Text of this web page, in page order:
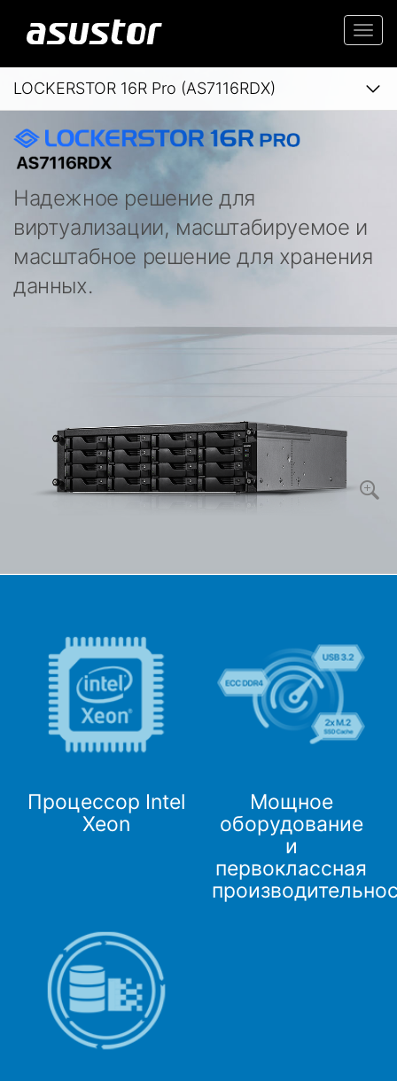
LOCKERSTOR 16R Pro (AS7116RDX)
Надежное решение для
виртуализации, масштабируемое и
масштабное решение для хранения
данных.
Процессор Intel
Xeon
Мощное
оборудование
и
первоклассная